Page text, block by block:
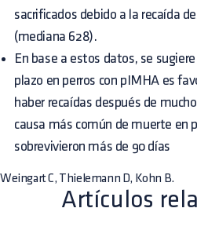
sacrificados debido a la recaída
(mediana 628).
En base a estos datos, se
plazo en perros con pIMHA es
haber recaídas después de
causa más común de muerte en
sobrevivieron más de 90 días
Weingart C, Thielemann D, Kohn B.
Artículos